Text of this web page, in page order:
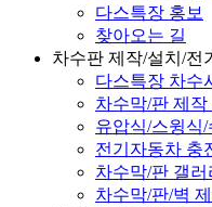
다스특장 홍보
찾아오는 길
차수판 제작/설치/전
다스특장 차수
차수막/판 제작
유압식/스윙식
전기자동차 충
차수막/판 갤러
차수막/판/벽